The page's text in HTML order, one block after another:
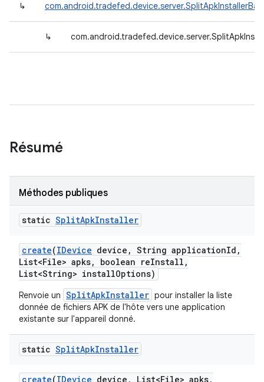
↳
↳
Résumé
Méthodes publiques
static SplitApkInstaller
create(IDevice device , String applicationId ,
List<File> apks, boolean reInstall ,
List<String> installOptions)
Renvoie un SplitApkInstaller pour installer la liste
donnée de fichiers APK de l'hôte vers une application
existante sur l'appareil donné.
static SplitApkInstaller
create(IDevice device , List<File> apks,